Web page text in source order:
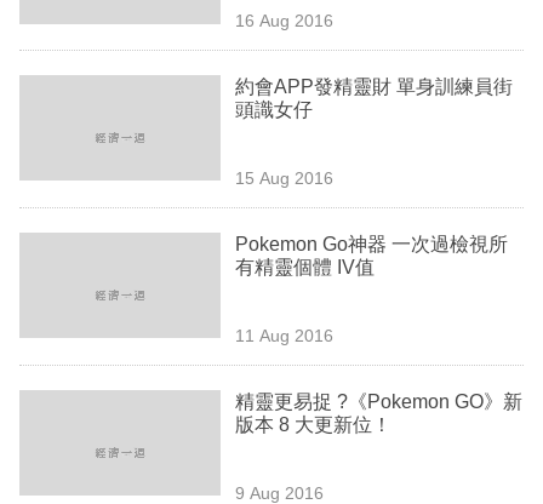
欄
區
16 Aug 2016
約會APP發精靈財 單身訓練員街
頭識女仔
15 Aug 2016
Pokemon Go神器 一次過檢視所
有精靈個體 IV值
11 Aug 2016
精靈更易捉 ?《Pokemon GO》新
版本 8 大更新位！
9 Aug 2016